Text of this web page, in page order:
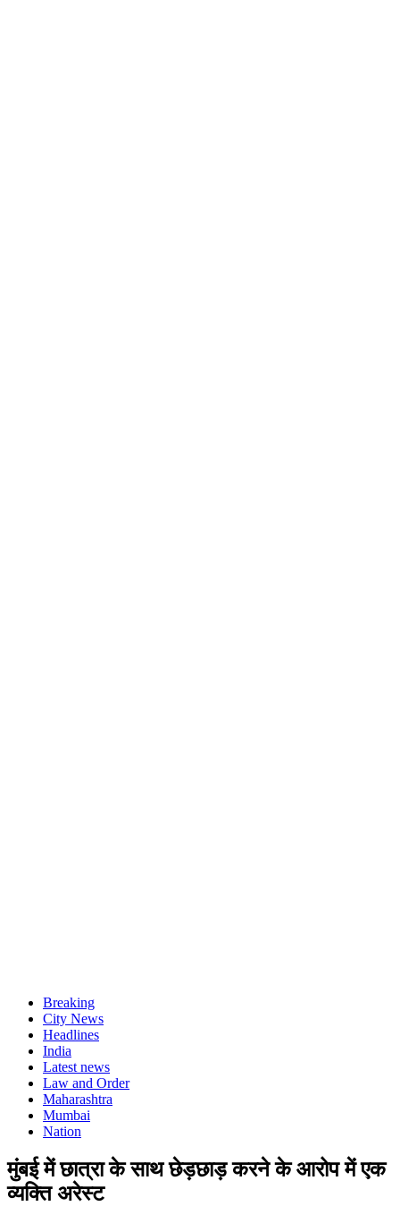
Breaking
City News
Headlines
India
Latest news
Law and Order
Maharashtra
Mumbai
Nation
मुंबई में छात्रा के साथ छेड़छाड़ करने के आरोप में एक
व्यक्ति अरेस्ट